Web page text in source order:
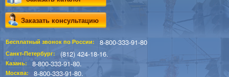
Заказать консультацию
Бесплатный звонок по России: 8-800-333-91-80
Санкт-Петербург: (812) 424-18-16.
Казань: 8-800-333-91-80.
Москва: 8-800-333-91-80.